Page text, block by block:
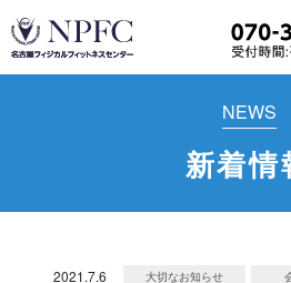
NEWS
新着情
2021.7.6 大切なお知らせ